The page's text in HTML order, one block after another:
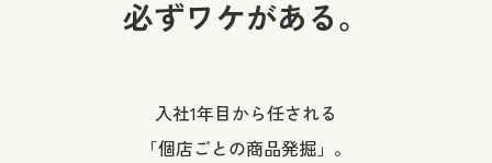
必ずワケがある。
入社1年目から任される
「個店ごとの商品発掘」。